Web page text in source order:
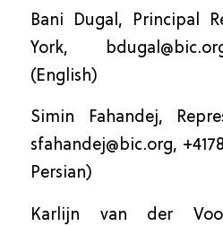
Bani Dugal, Principal
York,
(English)
Simin Fahandej,
sfahandej@bic.org,
Persian)
Karlijn van der